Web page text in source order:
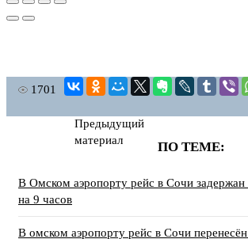
1701
Предыдущий
материал
ПО ТЕМЕ:
В Омском аэропорту рейс в Сочи задержан
на 9 часов
В омском аэропорту рейс в Сочи